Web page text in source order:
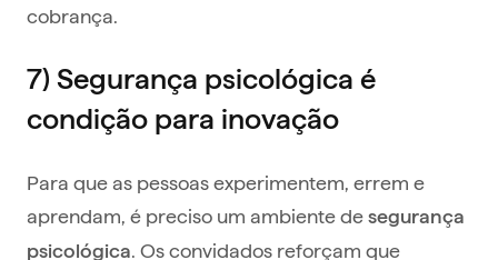
cobrança.
7) Segurança psicológica é
condição para inovação
Para que as pessoas experimentem, errem e
aprendam, é preciso um ambiente de segurança
psicológica . Os convidados reforçam que